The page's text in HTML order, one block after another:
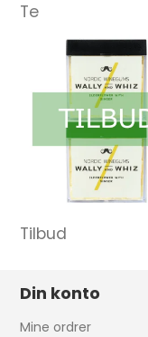
Te
Tilbud
Din konto
Mine ordrer